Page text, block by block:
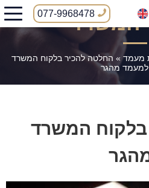
077-9968478המשרד
מעמד» החלטה להכיר בלקוח המשרד
למעמד מהגר
המשרד